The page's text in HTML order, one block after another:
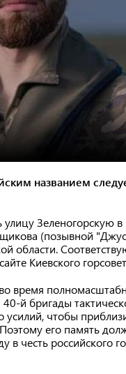
названием
улицу Зеленогорскую
(позывной
области.
Киевского
время
й бригады
чтобы
его память
в честь российского